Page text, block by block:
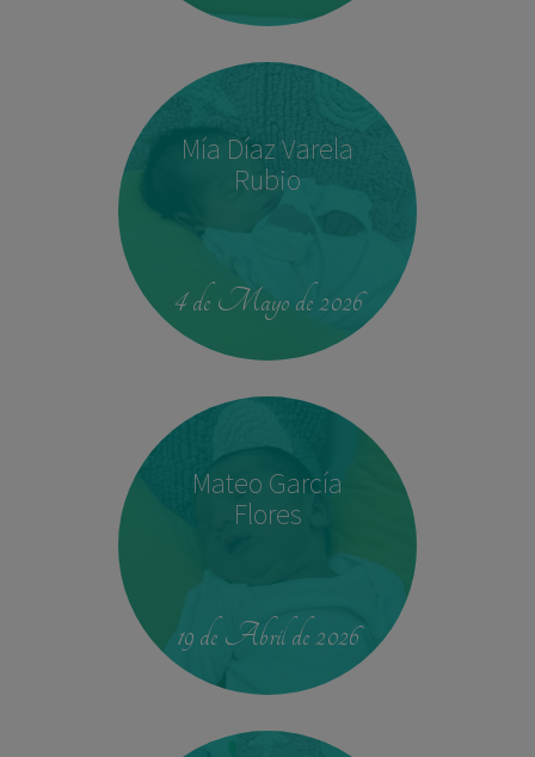
Mía Díaz Varela
Rubio
4 de Mayo de 2026
Mateo García
Flores
19 de Abril de 2026